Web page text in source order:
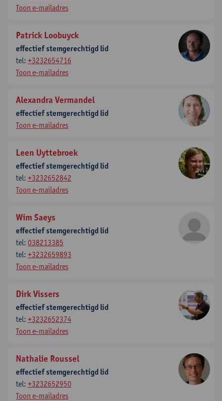
Toon e-mailadres
Patrick Loobuyck
effectief stemgerechtigd lid
tel: +3232654716
Toon e-mailadres
Alexandra Vermandel
effectief stemgerechtigd lid
Toon e-mailadres
Leen Uyttebroek
effectief stemgerechtigd lid
tel: +3232652842
Toon e-mailadres
Wim Saeys
effectief stemgerechtigd lid
tel: 038213385
tel: +3232659893
Toon e-mailadres
Dirk Vissers
effectief stemgerechtigd lid
tel: +3232652374
Toon e-mailadres
Nathalie Roussel
effectief stemgerechtigd lid
tel: +3232652950
Toon e-mailadres